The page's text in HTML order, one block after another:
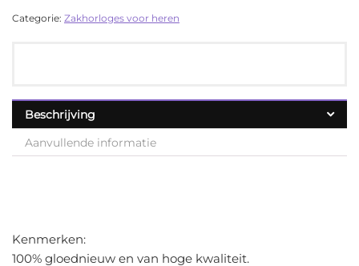
Categorie: Zakhorloges voor heren
Beschrijving
Aanvullende informatie
Kenmerken:
100% gloednieuw en van hoge kwaliteit.